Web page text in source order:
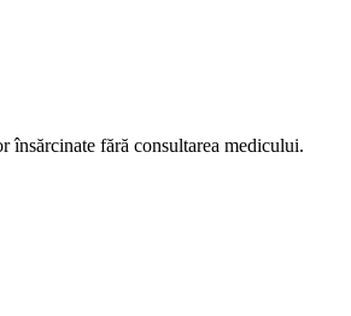
însărcinate fără consultarea medicului.